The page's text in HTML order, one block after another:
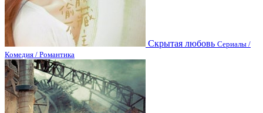
Скрытая любовь Сериалы /
Комедия / Романтика